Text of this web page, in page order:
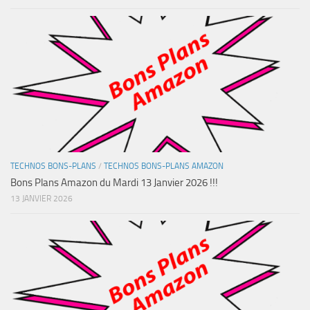
TECHNOS BONS-PLANS / TECHNOS BONS-PLANS AMAZON
Bons Plans Amazon du Mardi 13 Janvier 2026 !!!
13 JANVIER 2026